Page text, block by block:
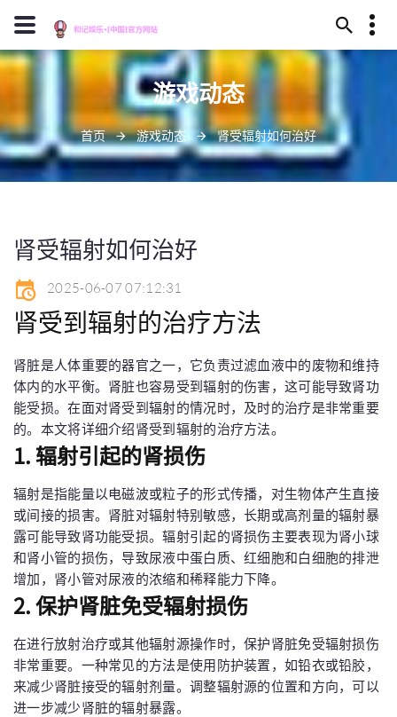
13659630023
安庆市卫煮丛林324号
J909@baidu.ag
游戏动态
首页 游戏动态 肾受辐射如何治好
肾受辐射如何治好
2025-06-07 07:12:31
肾受到辐射的治疗方法
肾脏是人体重要的器官之一，它负责过滤血液中的废物和维持
体内的水平衡。肾脏也容易受到辐射的伤害，这可能导致肾功
能受损。在面对肾受到辐射的情况时，及时的治疗是非常重要
的。本文将详细介绍肾受到辐射的治疗方法。
1. 辐射引起的肾损伤
辐射是指能量以电磁波或粒子的形式传播，对生物体产生直接
或间接的损害。肾脏对辐射特别敏感，长期或高剂量的辐射暴
露可能导致肾功能受损。辐射引起的肾损伤主要表现为肾小球
和肾小管的损伤，导致尿液中蛋白质、红细胞和白细胞的排泄
增加，肾小管对尿液的浓缩和稀释能力下降。
2. 保护肾脏免受辐射损伤
在进行放射治疗或其他辐射源操作时，保护肾脏免受辐射损伤
非常重要。一种常见的方法是使用防护装置，如铅衣或铅胶，
来减少肾脏接受的辐射剂量。调整辐射源的位置和方向，可以
进一步减少肾脏的辐射暴露。